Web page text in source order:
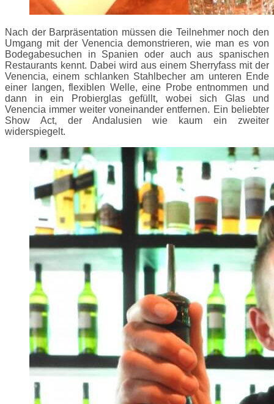
Nach der Barpräsentation müssen die Teilnehmer noch den
Umgang mit der Venencia demonstrieren, wie man es von
Bodegabesuchen in Spanien oder auch aus spanischen
Restaurants kennt. Dabei wird aus einem Sherryfass mit der
Venencia, einem schlanken Stahlbecher am unteren Ende
einer langen, flexiblen Welle, eine Probe entnommen und
dann in ein Probierglas gefüllt, wobei sich Glas und
Venencia immer weiter voneinander entfernen. Ein beliebter
Show Act, der Andalusien wie kaum ein zweiter
widerspiegelt.